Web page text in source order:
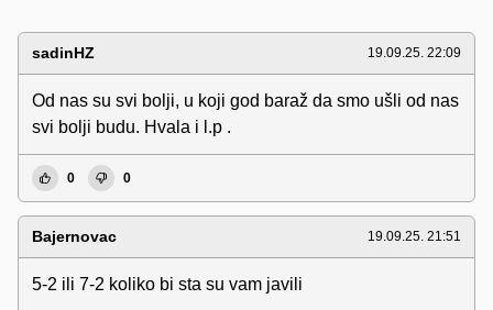
sadinHZ 19.09.25. 22:09
Od nas su svi bolji, u koji god baraž da smo ušli od nas
svi bolji budu. Hvala i l.p .
0 0
Bajernovac 19.09.25. 21:51
5-2 ili 7-2 koliko bi sta su vam javili